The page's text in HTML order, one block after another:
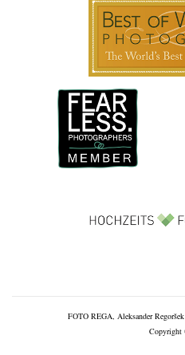
FOTO REGA, Aleksander
Copyright